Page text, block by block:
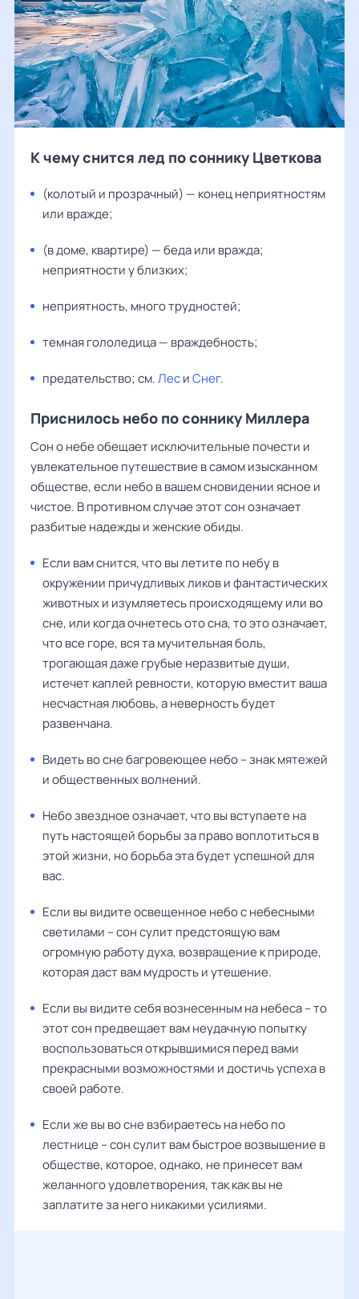
К чему снится лед по соннику Цветкова
(колотый и прозрачный) — конец неприятностям
или вражде;
(в доме, квартире) — беда или вражда;
неприятности у близких;
неприятность, много трудностей;
темная гололедица — враждебность;
предательство; см.ЛесиСнег.
Приснилось небо по соннику Миллера
Сон о небе обещает исключительные почести и
увлекательное путешествие в самом изысканном
обществе, если небо в вашем сновидении ясное и
чистое. В противном случае этот сон означает
разбитые надежды и женские обиды.
Если вам снится, что вы летите по небу в
окружении причудливых ликов и фантастических
животных и изумляетесь происходящему или во
сне, или когда очнетесь ото сна, то это означает,
что все горе, вся та мучительная боль,
трогающая даже грубые неразвитые души,
истечет каплей ревности, которую вместит ваша
несчастная любовь, а неверность будет
развенчана.
Видеть во сне багровеющее небо – знак мятежей
и общественных волнений.
Небо звездное означает, что вы вступаете на
путь настоящей борьбы за право воплотиться в
этой жизни, но борьба эта будет успешной для
вас.
Если вы видите освещенное небо с небесными
светилами – сон сулит предстоящую вам
огромную работу духа, возвращение к природе,
которая даст вам мудрость и утешение.
Если вы видите себя вознесенным на небеса – то
этот сон предвещает вам неудачную попытку
воспользоваться открывшимися перед вами
прекрасными возможностями и достичь успеха в
своей работе.
Если же вы во сне взбираетесь на небо по
лестнице – сон сулит вам быстрое возвышение в
обществе, которое, однако, не принесет вам
желанного удовлетворения, так как вы не
заплатите за него никакими усилиями.